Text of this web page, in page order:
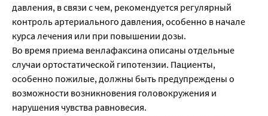
давления, в связи с чем, рекомендуется регулярный
контроль артериального давления, особенно в начале
курса лечения или при повышении дозы.
Во время приема венлафаксина описаны отдельные
случаи ортостатической гипотензии. Пациенты,
особенно пожилые, должны быть предупреждены о
возможности возникновения головокружения и
нарушения чувства равновесия.